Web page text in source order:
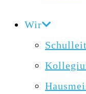
Wir